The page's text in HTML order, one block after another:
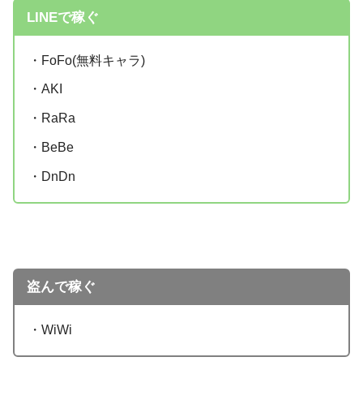
LINEで稼ぐ
・FoFo(無料キャラ)
・AKI
・RaRa
・BeBe
・DnDn
盗んで稼ぐ
・WiWi